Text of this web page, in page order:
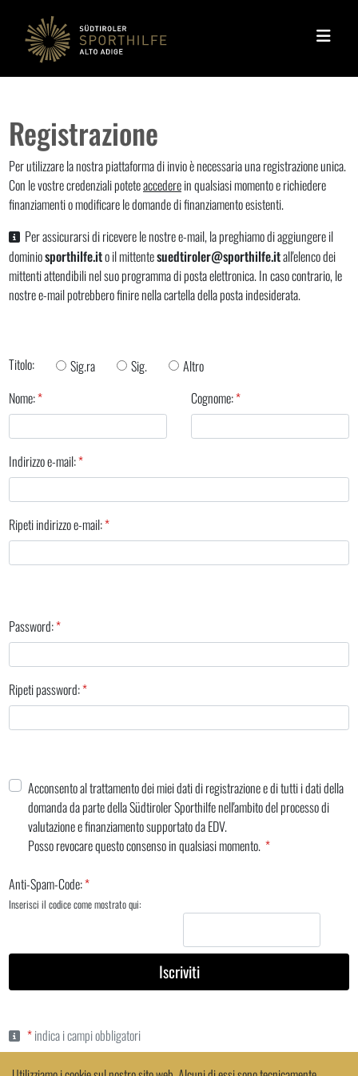
Registrazione
Per utilizzare la nostra piattaforma di invio è necessaria una registrazione unica.
Con le vostre credenziali poteteaccederein qualsiasi momento e richiedere
finanziamenti o modificare le domande di finanziamento esistenti.
Per assicurarsi di ricevere le nostre e-mail, la preghiamo di aggiungere il
dominiosporthilfe.ito il mittentesuedtiroler@sporthilfe.itall'elenco dei
mittenti attendibili nel suo programma di posta elettronica. In caso contrario, le
nostre e-mail potrebbero finire nella cartella della posta indesiderata.
Titolo: Sig.ra Sig.
Altro
Nome:
Cognome:
Indirizzo e-mail:
Ripeti indirizzo e-mail:
Password:
Ripeti password:
Acconsento al trattamento dei miei dati di registrazione e di tutti i dati della
domanda da parte della Südtiroler Sporthilfe nell'ambito del processo di
valutazione e finanziamento supportato da EDV.
Posso revocare questo consenso in qualsiasi momento.
Anti-Spam-Code:
Inserisci il codice come mostrato qui:
Iscriviti
indica i campi obbligatori